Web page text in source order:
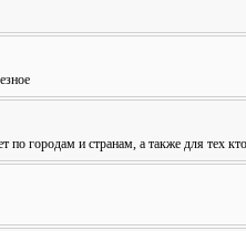
по городам и странам, а также для тех